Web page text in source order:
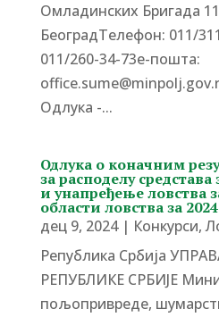
Омладинских Бригада
БеоградTелефон: 011/
011/260-34-73е-пошта:
Одлука -...
Одлука о коначним
за расподелу
и унапређење ловства
области ловства за
дец 9, 2024| Конкурси,
Република Србија
РЕПУБЛИКЕ СРБИЈЕ
пољопривреде,